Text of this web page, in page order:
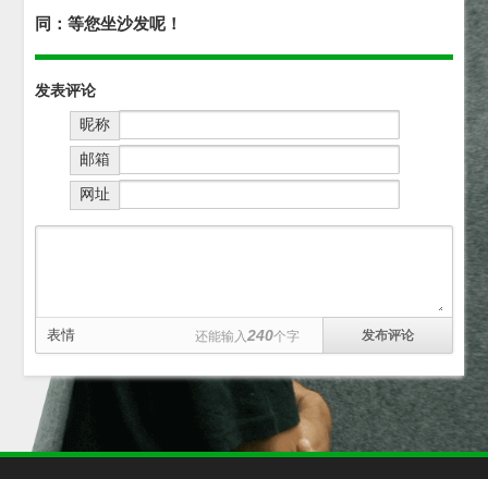
同：等您坐沙发呢！
发表评论
昵称
邮箱
网址
表情 还能输入240个字